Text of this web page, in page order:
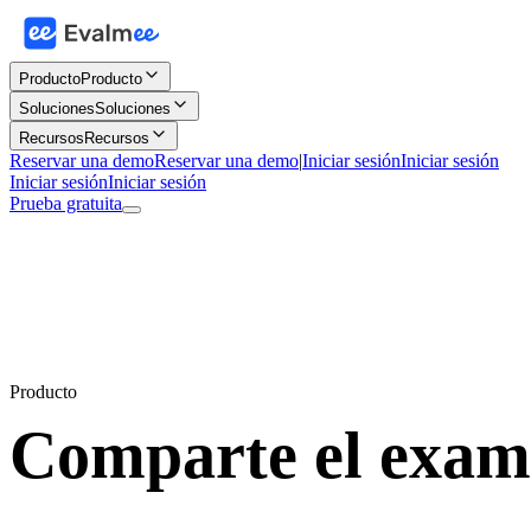
ProductoProducto
SolucionesSoluciones
Recursos Recursos
Reservar una demoReservar una demo|Iniciar sesiónIniciar sesión
Iniciar sesiónIniciar sesión
Prueba gratuita
Producto
Comparte el